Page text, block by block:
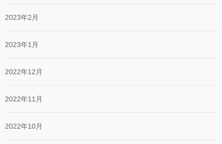
2023年2月
2023年1月
2022年12月
2022年11月
2022年10月